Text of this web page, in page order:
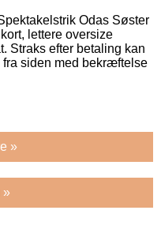
Odas Søster
lettere oversize
Straks efter betaling kan
siden med bekræftelse
»
»